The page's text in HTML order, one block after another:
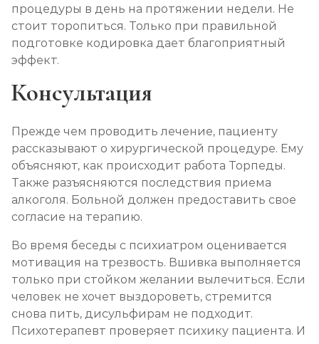
Мотивация на лечение алкоголизма
от 3 000 ₽ Записаться
Лечение алкоголизма на дому
от 3 000 ₽
Лечение алкоголизма амбулаторно
от 1 500 ₽/сеанс Записаться
Лечение алкоголизма в стационаре (сутки)
от 3 500 ₽
Лечение пивного алкоголизма
от 3 500 ₽/сутки Записаться
Лечение винного алкоголизма
процедуры в день на протяжении недели. Не
стоит торопиться. Только при правильной
подготовке кодировка дает благоприятный
эффект.
Консультация
Прежде чем проводить лечение, пациенту
рассказывают о хирургической процедуре. Ему
объясняют, как происходит работа Торпеды.
Также разъясняются последствия приема
алкоголя. Больной должен предоставить свое
согласие на терапию.
Во время беседы с психиатром оценивается
мотивация на трезвость. Вшивка выполняется
только при стойком желании вылечиться. Если
человек не хочет выздороветь, стремится
снова пить, дисульфирам не подходит.
Психотерапевт проверяет психику пациента. И